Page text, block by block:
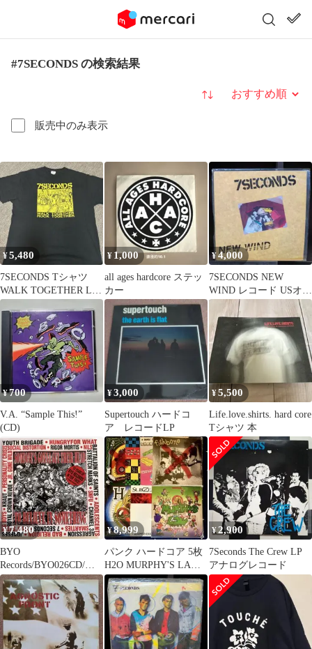
#7SECONDS の検索結果
販売中のみ表示
並び替え
¥5,480
7SECONDS Tシャツ
WALK TOGETHER Lサ
イズ
¥ 1,000
all ages hardcore ステッ
カー
¥4,000
7SECONDS NEW
WIND レコード USオリ
ジナル盤 パンク名盤
¥700
V.A. “Sample This!”
(CD)
¥3,000
Supertouch ハードコ
ア レコードLP
¥5,500
Life.love.shirts. hard core
Tシャツ 本
¥7,480
BYO
Records/BYO026CD/コ
ンピ 廃盤 CD
¥8,999
パンク ハードコア 5枚
H2O MURPHY'S LAW
SUBZERO祝来日
¥2,900
7Seconds The Crew LP
アナログレコード